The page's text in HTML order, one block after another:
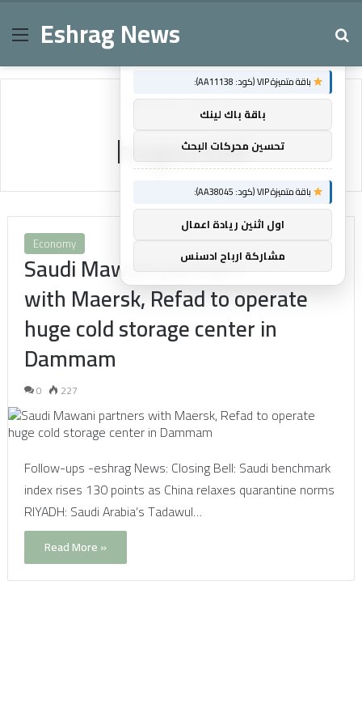
MenuEshrag News
Home/hugecold
hugecold
Economy
Saudi Mawani partners
with Maersk, Refad to operate
huge cold storage center in
Dammam
0 227
Follow-ups -eshrag News: Closing Bell: Saudi benchmark
index rises 130 points as China relaxes quarantine norms
RIYADH: Saudi Arabia’s Tadawul…
Read More »
×
باقة متميزة VIP (كود: AA11138):
باقة باك لينك
تحسين محركات البحث
باقة متميزة VIP (كود: AA38045):
اول اثنين ريادة اعمال
مشاركة ارباح ادسنس